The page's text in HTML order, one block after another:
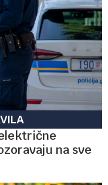
na sve